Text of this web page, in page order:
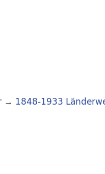
→ 1848-1933